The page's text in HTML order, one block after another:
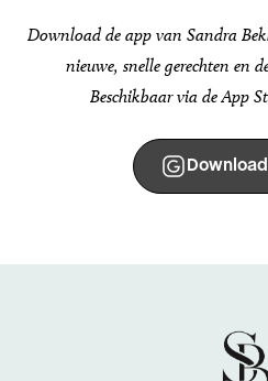
Download de app van Sandra
nieuwe, snelle gerechten en
Beschikbaar via de App